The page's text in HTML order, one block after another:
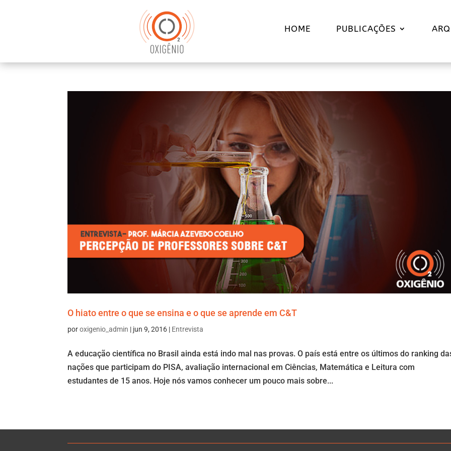
HOME PUBLICAÇÕES
O hiato entre o que se ensina e o que se aprende em C&T
poroxigenio_admin | jun 9, 2016 | Entrevista
A educação científica no Brasil ainda está indo mal nas provas. O país está entre os últimos do ranking
nações que participam do PISA, avaliação internacional em Ciências, Matemática e Leitura com
estudantes de 15 anos. Hoje nós vamos conhecer um pouco mais sobre...